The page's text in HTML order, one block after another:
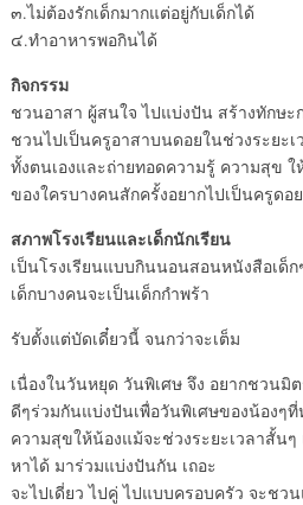
๓.ไม่ต้องรักเด็กมากแต่อยู่กับเด็กได้
๔.ทำอาหารพอกินได้
กิจกรรม
ชวนอาสา ผู้สนใจ ไปแบ่งปัน สร้างทักษะ
ชวนไปเป็นครูอาสาบนดอยในช่วงระยะเ
ทั้งตนเองและถ่ายทอดความรู้ ความสุข
ของใครบางคนสักครั้งอยากไปเป็นครูดอ
สภาพโรงเรียนและเด็กนักเรียน
เป็นโรงเรียนแบบกินนอนสอนหนังสือเด็
เด็กบางคนจะเป็นเด็กกำพร้า
รับตั้งแต่บัดเดี๋ยวนี้ จนกว่าจะเต็ม
เนื่องในวันหยุด วันพิเศษ จึง อยากชวนมิ
ดีๆร่วมกันแบ่งปันเพื่อวันพิเศษของน้องๆที่
ความสุขให้น้องแม้จะช่วงระยะเวลาสั้นๆ
หาได้ มาร่วมแบ่งปันกัน เถอะ
จะไปเดี่ยว ไปคู่ ไปแบบครอบครัว จะช